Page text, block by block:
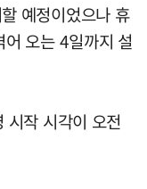
예정이었으나 휴
오는 4일까지 설
시작 시각이 오전